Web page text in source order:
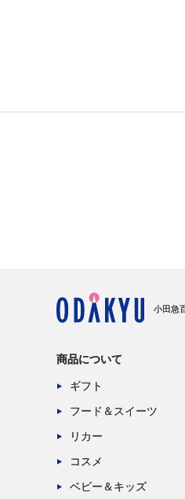
小田急
商品について
ギフト
フード＆スイーツ
リカー
コスメ
ベビー＆キッズ